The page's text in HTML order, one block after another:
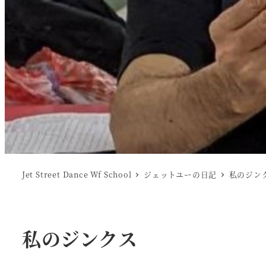
Jet Street Dance Wf School ジェットユーの日記 私のジン
私のジンクス